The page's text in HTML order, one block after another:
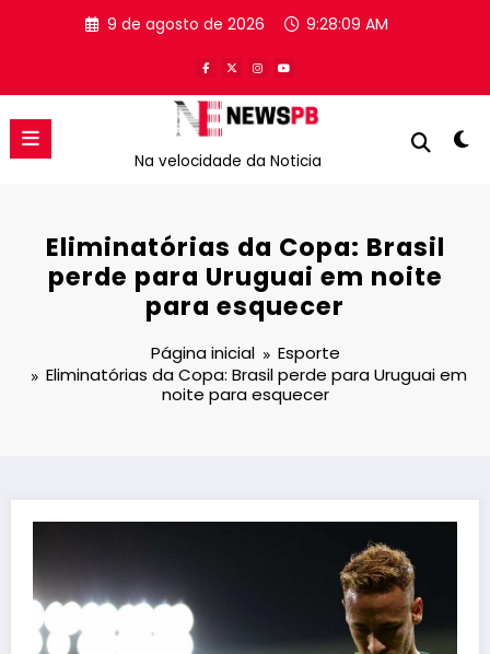
9 de agosto de 2026 9:28:09 AM
Na velocidade da Noticia
Eliminatórias da Copa: Brasil
perde para Uruguai em noite
para esquecer
Página inicial
Esporte
Eliminatórias da Copa: Brasil perde para Uruguai em
noite para esquecer